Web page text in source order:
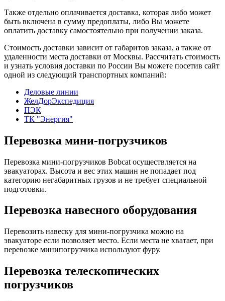
Также отдельно оплачивается доставка, которая либо может
быть включена в сумму предоплаты, либо Вы можете
оплатить доставку самостоятельно при получении заказа.
Стоимость доставки зависит от габаритов заказа, а также от
удаленности места доставки от Москвы. Рассчитать стоимость
и узнать условия доставки по России Вы можете посетив сайт
одной из следующий транспортных компаний:
Деловые линии
ЖелДорЭкспедиция
ПЭК
ТК "Энергия"
Перевозка мини-погрузчиков
Перевозка мини-погрузчиков Bobcat осуществляется на
эвакуаторах. Высота и вес этих машин не попадает под
категорию негабаритных грузов и не требует специальной
подготовки.
Перевозка навесного оборудования
Перевозить навеску для мини-погрузчика можно на
эвакуаторе если позволяет место. Если места не хватает, при
перевозке минипогрузчика используют фуру.
Перевозка телескопических
погрузчиков